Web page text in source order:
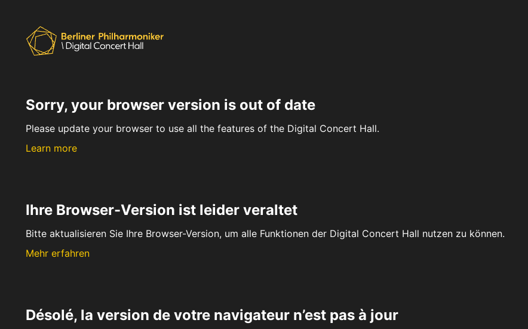
Sorry, your browser version is out of date
Please update your browser to use all the features of the Digital Concert Hall.
Learn more
Ihre Browser-Version ist leider veraltet
Bitte aktualisieren Sie Ihre Browser-Version, um alle Funktionen der Digital Concert Hall nutzen zu können.
Mehr erfahren
Désolé, la version de votre navigateur n’est pas à jour